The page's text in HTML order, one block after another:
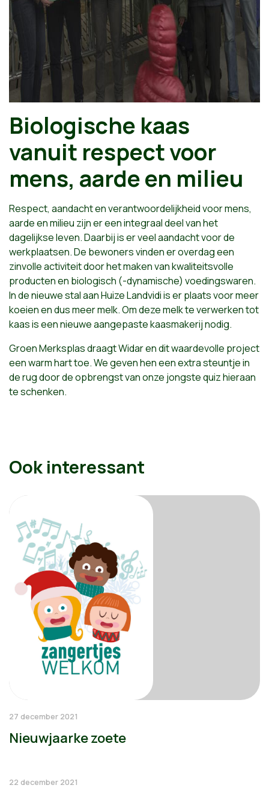
Biologische kaas
vanuit respect voor
mens, aarde en milieu
Respect, aandacht en verantwoordelijkheid voor mens,
aarde en milieu zijn er een integraal deel van het
dagelijkse leven. Daarbij is er veel aandacht voor de
werkplaatsen. De bewoners vinden er overdag een
zinvolle activiteit door het maken van kwaliteitsvolle
producten en biologisch (-dynamische) voedingswaren.
In de nieuwe stal aan Huize Landvidi is er plaats voor meer
koeien en dus meer melk. Om deze melk te verwerken tot
kaas is een nieuwe aangepaste kaasmakerij nodig.
Groen Merksplas draagt Widar en dit waardevolle project
een warm hart toe. We geven hen een extra steuntje in
de rug door de opbrengst van onze jongste quiz hieraan
te schenken.
Ook interessant
27 december 2021
Nieuwjaarke zoete
22 december 2021